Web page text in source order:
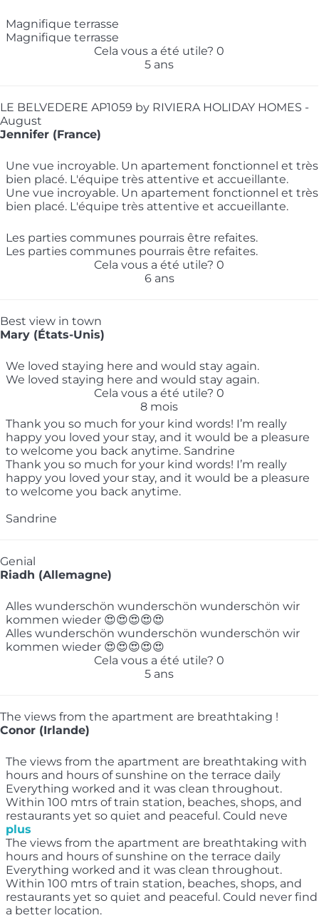
Magnifique terrasse
Magnifique terrasse
Cela vous a été utile? 0
5 ans
LE BELVEDERE AP1059 by RIVIERA HOLIDAY HOMES -
August
Jennifer (France)
Une vue incroyable. Un apartement fonctionnel et très
bien placé. L'équipe très attentive et accueillante.
Une vue incroyable. Un apartement fonctionnel et très
bien placé. L'équipe très attentive et accueillante.
Les parties communes pourrais être refaites.
Les parties communes pourrais être refaites.
Cela vous a été utile? 0
6 ans
Best view in town
Mary (États-Unis)
We loved staying here and would stay again.
We loved staying here and would stay again.
Cela vous a été utile? 0
8 mois
Thank you so much for your kind words! I’m really
happy you loved your stay, and it would be a pleasure
to welcome you back anytime. Sandrine
Thank you so much for your kind words! I’m really
happy you loved your stay, and it would be a pleasure
to welcome you back anytime.
Sandrine
Genial
Riadh (Allemagne)
Alles wunderschön wunderschön wunderschön wir
kommen wieder 😍😍😍😍😍
Alles wunderschön wunderschön wunderschön wir
kommen wieder 😍😍😍😍😍
Cela vous a été utile? 0
5 ans
The views from the apartment are breathtaking !
Conor (Irlande)
The views from the apartment are breathtaking with
hours and hours of sunshine on the terrace daily
Everything worked and it was clean throughout.
Within 100 mtrs of train station, beaches, shops, and
restaurants yet so quiet and peaceful. Could neve
plus
The views from the apartment are breathtaking with
hours and hours of sunshine on the terrace daily
Everything worked and it was clean throughout.
Within 100 mtrs of train station, beaches, shops, and
restaurants yet so quiet and peaceful. Could never find
a better location.